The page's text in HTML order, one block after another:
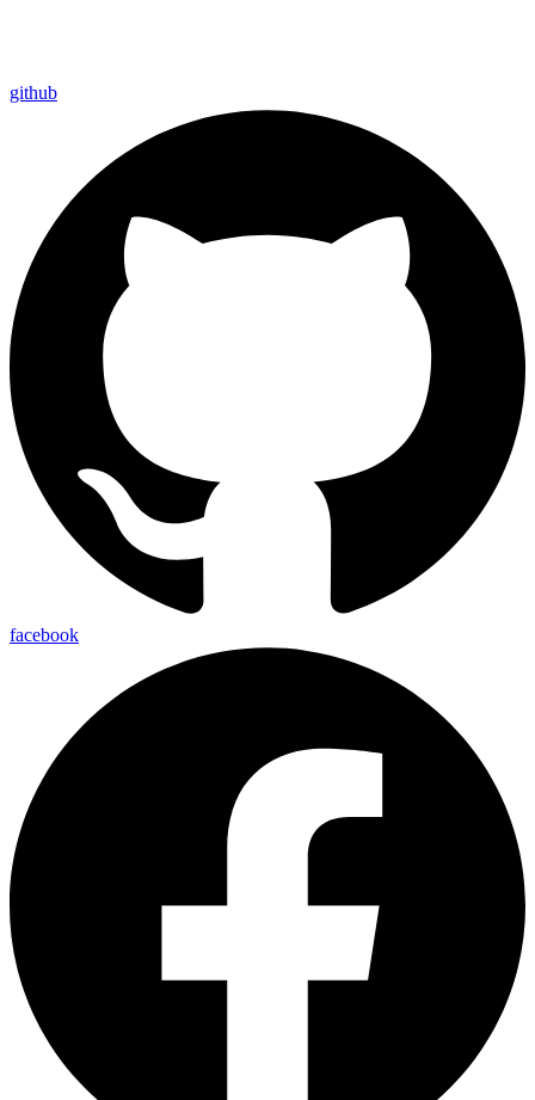
github
facebook